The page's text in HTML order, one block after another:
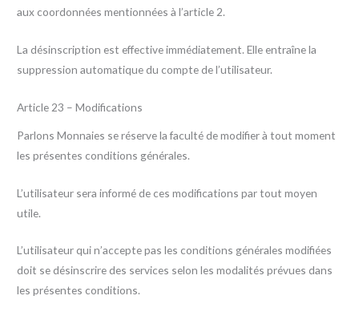
aux coordonnées mentionnées à l’article 2.
La désinscription est effective immédiatement. Elle entraîne la
suppression automatique du compte de l’utilisateur.
Article 23 – Modifications
Parlons Monnaies se réserve la faculté de modifier à tout moment
les présentes conditions générales.
L’utilisateur sera informé de ces modifications par tout moyen
utile.
L’utilisateur qui n’accepte pas les conditions générales modifiées
doit se désinscrire des services selon les modalités prévues dans
les présentes conditions.